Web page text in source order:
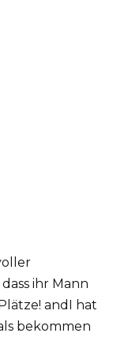
ihr Mann
andI hat
bekommen